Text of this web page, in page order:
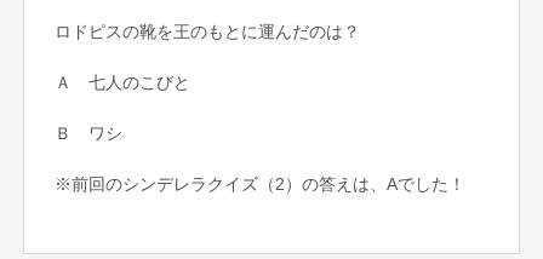
ロドピスの靴を王のもとに運んだのは？
Ａ 七人のこびと
Ｂ ワシ
※前回のシンデレラクイズ（2）の答えは、Aでした！